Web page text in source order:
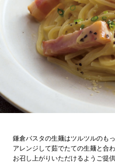
鎌倉パスタの生麺はツルツルのも
アレンジして茹でたての生麺と合
お召し上がりいただけるようご提